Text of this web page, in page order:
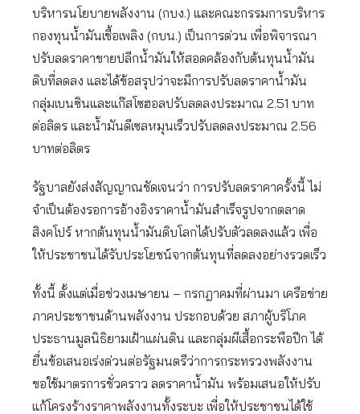
บริหารนโยบายพลังงาน (กบง.) และคณะกรรมการบริหาร
กองทุนน้ำมันเชื้อเพลิง (กบน.) เป็นการด่วน เพื่อพิจารณา
ปรับลดราคาขายปลีกน้ำมันให้สอดคล้องกับต้นทุนน้ำมัน
ดิบที่ลดลง และได้ข้อสรุปว่าจะมีการปรับลดราคาน้ำมัน
กลุ่มเบนซินและแก๊สโซฮอลปรับลดลงประมาณ 2.51 บาท
ต่อลิตร และน้ำมันดีเซลหมุนเร็วปรับลดลงประมาณ 2.56
บาทต่อลิตร
รัฐบาลยังส่งสัญญาณชัดเจนว่า การปรับลดราคาครั้งนี้ ไม่
จำเป็นต้องรอการอ้างอิงราคาน้ำมันสำเร็จรูปจากตลาด
สิงคโปร์ หากต้นทุนน้ำมันดิบโลกได้ปรับตัวลดลงแล้ว เพื่อ
ให้ประชาชนได้รับประโยชน์จากต้นทุนที่ลดลงอย่างรวดเร็ว
ทั้งนี้ ตั้งแต่เมื่อช่วงเมษายน – กรกฎาคมที่ผ่านมา เครือข่าย
ภาคประชาชนด้านพลังงาน ประกอบด้วย สภาผู้บริโภค
ประธานมูลนิธิยามเฝ้าแผ่นดิน และกลุ่มผีเสื้อกระพือปีก ได้
ยื่นข้อเสนอเร่งด่วนต่อรัฐมนตรีว่าการกระทรวงพลังงาน
ขอใช้มาตรการชั่วคราว ลดราคาน้ำมัน พร้อมเสนอให้ปรับ
แก้โครงร้างราคาพลังงานทั้งระบะ เพื่อให้ประชาชนได้ใช้